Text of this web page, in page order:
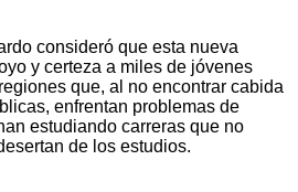
consideró que esta nueva
y certeza a miles de jóvenes
que, al no encontrar cabida
enfrentan problemas de
estudiando carreras que no
de los estudios.